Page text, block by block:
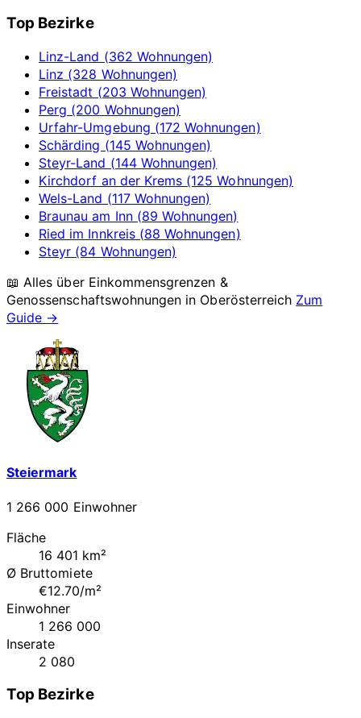
Top Bezirke
Linz-Land (362 Wohnungen)
Linz (328 Wohnungen)
Freistadt (203 Wohnungen)
Perg (200 Wohnungen)
Urfahr-Umgebung (172 Wohnungen)
Schärding (145 Wohnungen)
Steyr-Land (144 Wohnungen)
Kirchdorf an der Krems (125 Wohnungen)
Wels-Land (117 Wohnungen)
Braunau am Inn (89 Wohnungen)
Ried im Innkreis (88 Wohnungen)
Steyr (84 Wohnungen)
📖 Alles über Einkommensgrenzen &
Genossenschaftswohnungen in Oberösterreich Zum
Guide →
Steiermark
1 266 000 Einwohner
Fläche
16 401 km²
Ø Bruttomiete
€12.70/m²
Einwohner
1 266 000
Inserate
2 080
Top Bezirke